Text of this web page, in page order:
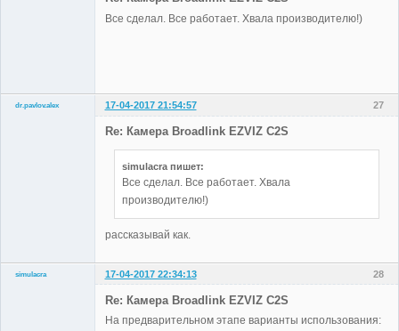
Все сделал. Все работает. Хвала производителю!)
27
dr.pavlov.alex
17-04-2017 21:54:57
Re: Камера Broadlink EZVIZ C2S
simulacra пишет:
Все сделал. Все работает. Хвала
производителю!)
рассказывай как.
28
simulacra
17-04-2017 22:34:13
Re: Камера Broadlink EZVIZ C2S
На предварительном этапе варианты использования: